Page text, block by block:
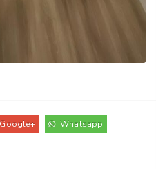
Whatsapp